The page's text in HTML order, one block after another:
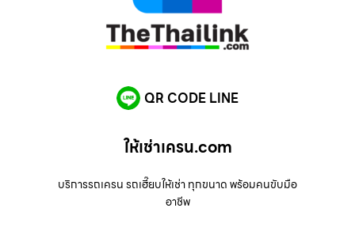
QR CODE LINE
ให้เช่าเครน.com
บริการรถเครน รถเฮี๊ยบให้เช่า ทุกขนาด พร้อมคนขับมือ
อาชีพ